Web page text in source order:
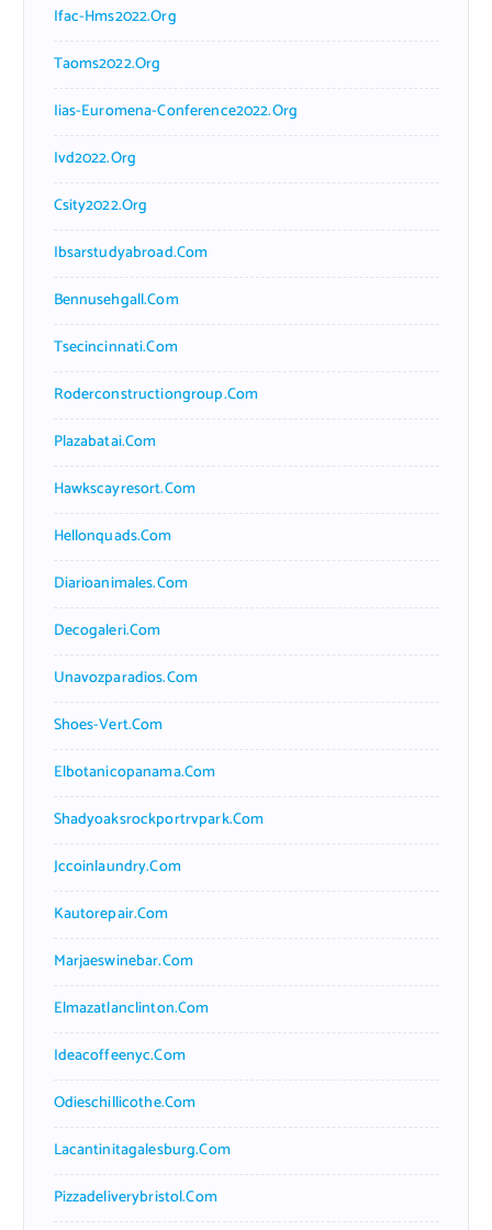
Ifac-Hms2022.org
Taoms2022.org
Iias-Euromena-Conference2022.org
Ivd2022.org
Csity2022.org
Ibsarstudyabroad.com
Bennusehgall.com
Tsecincinnati.com
Roderconstructiongroup.com
Plazabatai.com
Hawkscayresort.com
Hellonquads.com
Diarioanimales.com
Decogaleri.com
Unavozparadios.com
Shoes-Vert.com
Elbotanicopanama.com
Shadyoaksrockportrvpark.com
Jccoinlaundry.com
Kautorepair.com
Marjaeswinebar.com
Elmazatlanclinton.com
Ideacoffeenyc.com
Odieschillicothe.com
Lacantinitagalesburg.com
Pizzadeliverybristol.com